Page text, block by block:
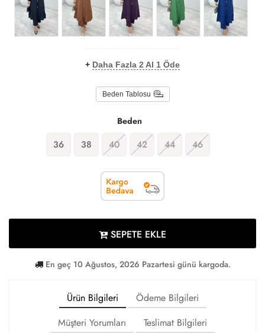
+ Daha Fazla 2 Al 1 Öde
Beden Tablosu
Beden
36 38 40 42 44 46
SEPETE EKLE
En geç 10 Ağustos, 2026 Pazartesi günü kargoda.
Ürün Bilgileri
Ödeme Bilgileri
Müşteri Yorumları
Teslimat Bilgileri